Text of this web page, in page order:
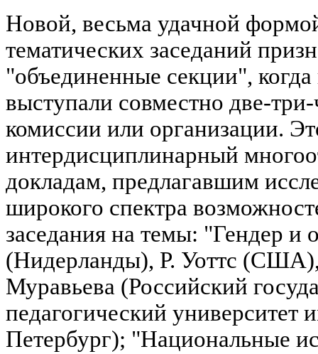
Новой, весьма удачной
тематических заседаний
"объединенные секции",
выступали совместно две-
комиссии или организации.
интердисциплинарный
докладам, предлагавшим
широкого спектра
заседания на темы: "Гендер и
(Нидерланды), Р. Уоттс
Муравьева (Российский
педагогический университет
Петербург); "Национальные